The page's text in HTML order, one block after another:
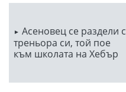
Асеновец се раздели с
треньора си, той пое
към школата на Хебър